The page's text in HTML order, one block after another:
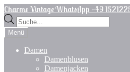
Zur
Navigation
springen
Zum
Inhalt
springen
Charme Vintage WhatsApp +49
Products
search
Menü
Damen
Damenblusen
Damenjacken